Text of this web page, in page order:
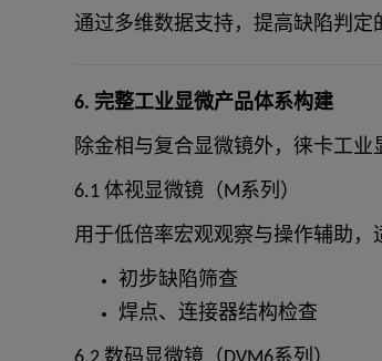
通过多维数据支持，提高缺陷判定
6. 完整工业显微产品体系构建
除金相与复合显微镜外，徕卡工
6.1 体视显微镜（M系列）
用于低倍率宏观观察与操作辅助，
初步缺陷筛查
焊点、连接器结构检查